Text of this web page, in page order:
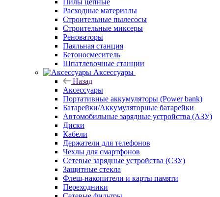
Пилы цепные
Расходные материалы
Строительные пылесосы
Строительные миксеры
Реноваторы
Паяльная станция
Бетоносмеситель
Шпатлевочные станции
Аксессуары
Назад
Аксессуары
Портативные аккумуляторы (Power bank)
Батарейки/Аккумуляторные батарейки
Автомобильные зарядные устройства (АЗУ)
Диски
Кабели
Держатели для телефонов
Чехлы для смартфонов
Сетевые зарядные устройства (СЗУ)
Защитные стекла
Флеш-накопители и карты памяти
Переходники